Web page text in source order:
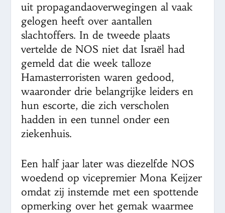
uit propagandaoverwegingen al vaak
gelogen heeft over aantallen
slachtoffers. In de tweede plaats
vertelde de NOS niet dat Israël had
gemeld dat die week talloze
Hamasterroristen waren gedood,
waaronder drie belangrijke leiders en
hun escorte, die zich verscholen
hadden in een tunnel onder een
ziekenhuis.
Een half jaar later was diezelfde NOS
woedend op vicepremier Mona Keijzer
omdat zij instemde met een spottende
opmerking over het gemak waarmee